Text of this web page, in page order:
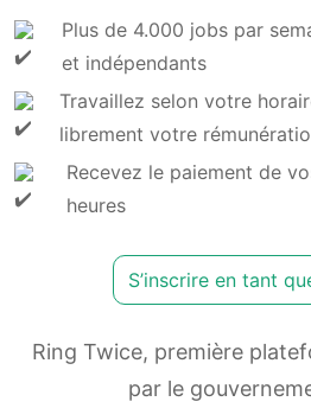
Plus de 4.000 jobs par
et indépendants
Travaillez selon votre
librement votre
Recevez le paiement de
heures
S’inscrire en tant
Ring Twice, première
par le